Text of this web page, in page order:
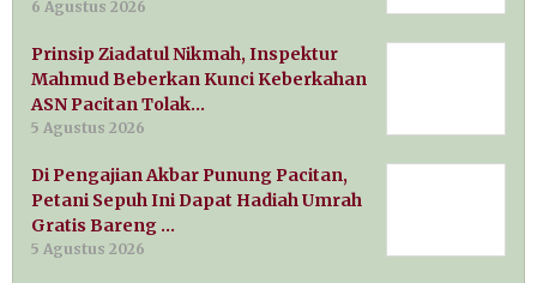
6 Agustus 2026
Prinsip Ziadatul Nikmah, Inspektur
Mahmud Beberkan Kunci Keberkahan
ASN Pacitan Tolak…
5 Agustus 2026
Di Pengajian Akbar Punung Pacitan,
Petani Sepuh Ini Dapat Hadiah Umrah
Gratis Bareng …
5 Agustus 2026